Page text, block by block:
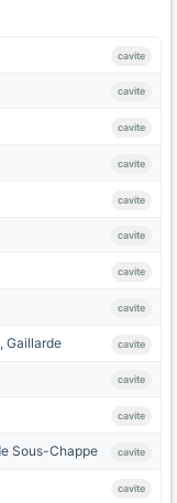
cavite
cavite
cavite
cavite
cavite
cavite
cavite
cavite
Gaillarde cavite
cavite
cavite
Sous-Chappe cavite
cavite